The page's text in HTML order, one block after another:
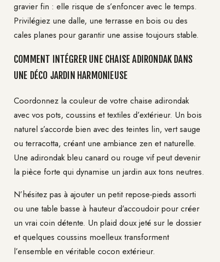
gravier fin : elle risque de s’enfoncer avec le temps.
Privilégiez une dalle, une terrasse en bois ou des
cales planes pour garantir une assise toujours stable.
COMMENT INTÉGRER UNE CHAISE ADIRONDAK DANS
UNE DÉCO JARDIN HARMONIEUSE
Coordonnez la couleur de votre chaise adirondak
avec vos pots, coussins et textiles d’extérieur. Un bois
naturel s’accorde bien avec des teintes lin, vert sauge
ou terracotta, créant une ambiance zen et naturelle.
Une adirondak bleu canard ou rouge vif peut devenir
la pièce forte qui dynamise un jardin aux tons neutres.
N’hésitez pas à ajouter un petit repose-pieds assorti
ou une table basse à hauteur d’accoudoir pour créer
un vrai coin détente. Un plaid doux jeté sur le dossier
et quelques coussins moelleux transforment
l’ensemble en véritable cocon extérieur.